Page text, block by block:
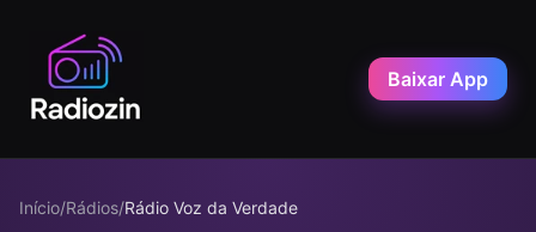
Baixar App
Início/Rádios/Rádio Voz da Verdade